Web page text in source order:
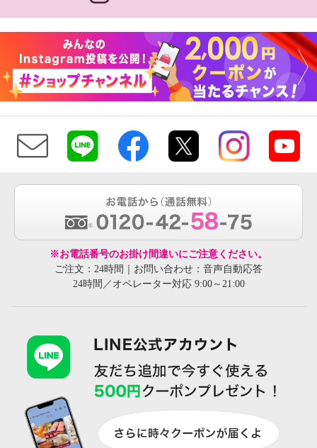
※お電話番号のお掛け間違いにご注意ください。
ご注文：24時間｜お問い合わせ：音声自動応答
24時間／オペレーター対応 9:00～21:00